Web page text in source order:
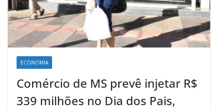
ECONOMIA
Comércio de MS prevê injetar R$
339 milhões no Dia dos Pais,